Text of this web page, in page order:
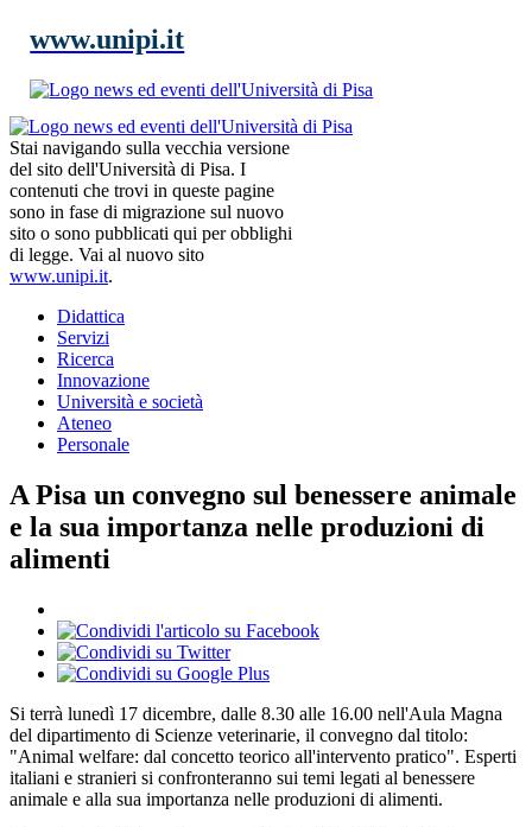
www.unipi.it
Stai navigando sulla vecchia versione
del sito dell'Università di Pisa. I
contenuti che trovi in queste pagine
sono in fase di migrazione sul nuovo
sito o sono pubblicati qui per obblighi
di legge. Vai al nuovo sito
www.unipi.it.
Didattica
Servizi
Ricerca
Innovazione
Università e società
Ateneo
Personale
A Pisa un convegno sul benessere animale
e la sua importanza nelle produzioni di
alimenti
Si terrà lunedì 17 dicembre, dalle 8.30 alle 16.00 nell'Aula Magna
del dipartimento di Scienze veterinarie, il convegno dal titolo:
"Animal welfare: dal concetto teorico all'intervento pratico". Esperti
italiani e stranieri si confronteranno sui temi legati al benessere
animale e alla sua importanza nelle produzioni di alimenti.